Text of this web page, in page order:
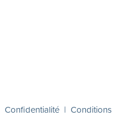
Confidentialité | Conditions